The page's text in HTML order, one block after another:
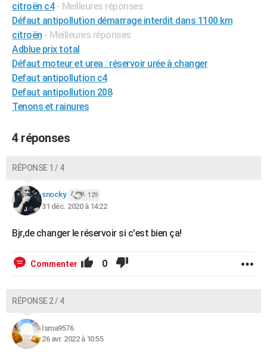
CARTE DE VOEUX
Carte de Noël
Carte Bonne année
Carte Saint-Valentin
Carte Pâques
Carte d'anniversaire
DICTIONNAIRE
Dictionnaire
Biographies
Citations
Expressions
Proverbes
PROGRAMME TV
COPAINS D'AVANT
S'inscrire
Se connecter
Lycées
Collèges
Primaires
Universités
Entreprises
Service militaire
Avis de recherche
AVIS DE DÉCÈS
citroën c4 - Meilleures réponses
Défaut antipollution démarrage interdit dans 1100 km
citroën - Meilleures réponses
Adblue prix total
Défaut moteur et urea : réservoir urée à changer
Defaut antipollution c4
Defaut antipollution 208
Tenons et rainures
4 réponses
RÉPONSE 1 / 4
snocky. 129
31 déc. 2020 à 14:22
Bjr,de changer le réservoir si c'est bien ça!
Commenter 0
RÉPONSE 2 / 4
Isma9576
26 avr. 2022 à 10:55